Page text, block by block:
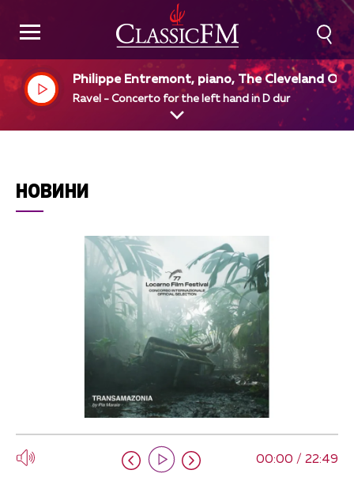
Philippe Entremont, piano, The Cleveland
estra, Pierre Boulez, dir
Ravel - Concerto for the left hand in D dur
НОВИНИ
00:00 / 22:49